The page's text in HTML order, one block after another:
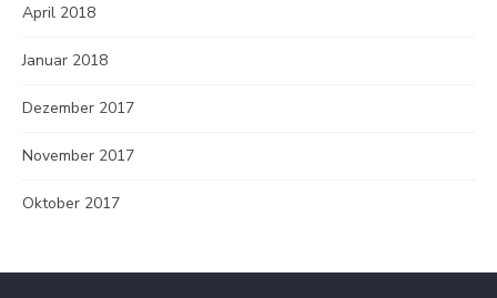
April 2018
Januar 2018
Dezember 2017
November 2017
Oktober 2017